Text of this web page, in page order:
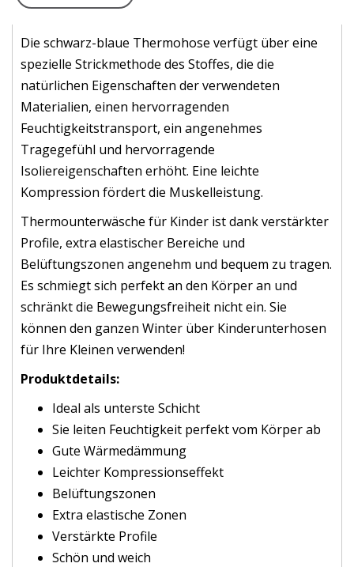
Die schwarz-blaue Thermohose verfügt über eine
spezielle Strickmethode des Stoffes, die die
natürlichen Eigenschaften der verwendeten
Materialien, einen hervorragenden
Feuchtigkeitstransport, ein angenehmes
Tragegefühl und hervorragende
Isoliereigenschaften erhöht. Eine leichte
Kompression fördert die Muskelleistung.
Thermounterwäsche für Kinder ist dank verstärkter
Profile, extra elastischer Bereiche und
Belüftungszonen angenehm und bequem zu tragen.
Es schmiegt sich perfekt an den Körper an und
schränkt die Bewegungsfreiheit nicht ein. Sie
können den ganzen Winter über Kinderunterhosen
für Ihre Kleinen verwenden!
Produktdetails:
Ideal als unterste Schicht
Sie leiten Feuchtigkeit perfekt vom Körper ab
Gute Wärmedämmung
Leichter Kompressionseffekt
Belüftungszonen
Extra elastische Zonen
Verstärkte Profile
Schön und weich